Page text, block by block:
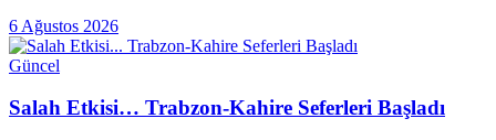
6 Ağustos 2026
Güncel
Salah Etkisi… Trabzon-Kahire Seferleri Başladı